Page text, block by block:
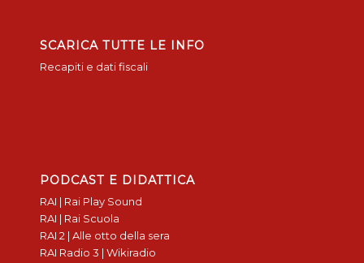
SCARICA TUTTE LE INFO
Recapiti e dati fiscali
PODCAST E DIDATTICA
RAI | Rai Play Sound
RAI | Rai Scuola
RAI 2 | Alle otto della sera
RAI Radio 3 | Wikiradio